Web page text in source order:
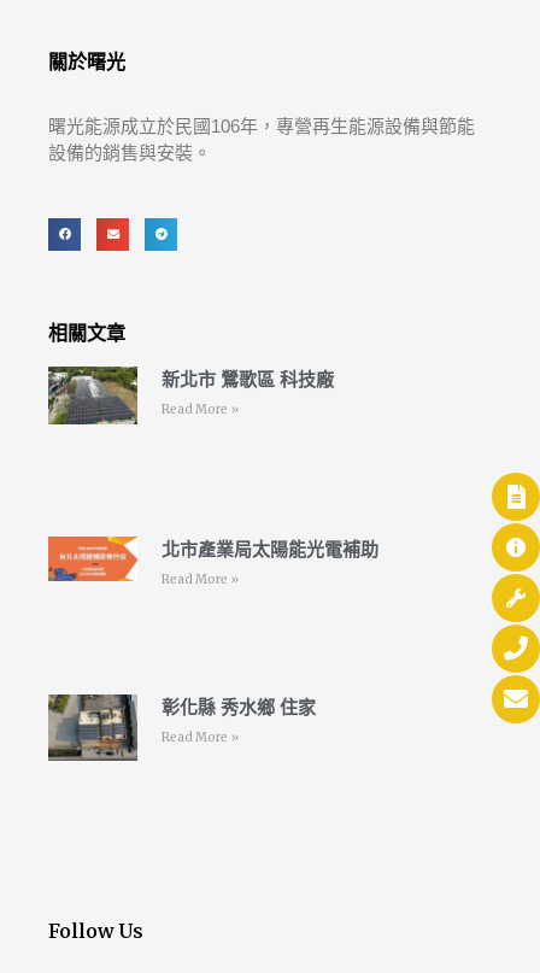
關於曙光
曙光能源成立於民國106年，專營再生能源設備與節能
設備的銷售與安裝。
相關文章
新北市 鶯歌區 科技廠
Read More »
北市產業局太陽能光電補助
Read More »
彰化縣 秀水鄉 住家
Read More »
Follow Us